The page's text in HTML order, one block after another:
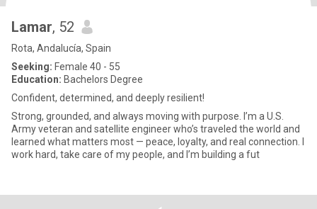
Lamar, 52
Rota, Andalucía, Spain
Seeking: Female 40 - 55
Education: Bachelors Degree
Confident, determined, and deeply resilient!
Strong, grounded, and always moving with purpose. I’m a U.S.
Army veteran and satellite engineer who’s traveled the world and
learned what matters most — peace, loyalty, and real connection. I
work hard, take care of my people, and I’m building a fut